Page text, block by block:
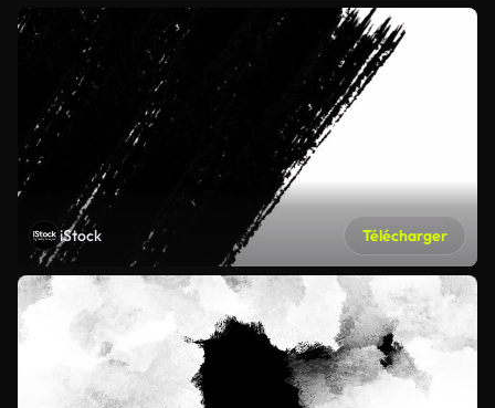
iStock Télécharger